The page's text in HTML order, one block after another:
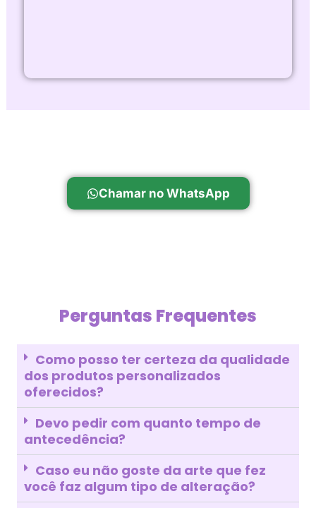
Chamar no WhatsApp
Perguntas Frequentes
Como posso ter certeza da qualidade
dos produtos personalizados
oferecidos?
Devo pedir com quanto tempo de
antecedência?
Caso eu não goste da arte que fez
você faz algum tipo de alteração?